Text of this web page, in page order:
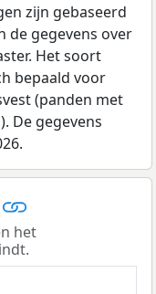
zijn gebaseerd
de gegevens over
Het soort
bepaald voor
(panden met
De gegevens
het